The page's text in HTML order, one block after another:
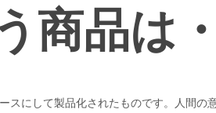
商品は
スにして製品化されたものです。人間